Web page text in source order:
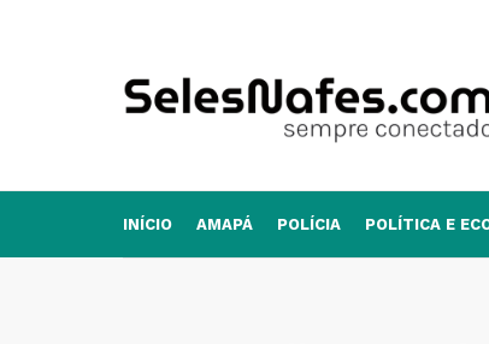
INÍCIO AMAPÁ POLÍCIA POLÍTICA E